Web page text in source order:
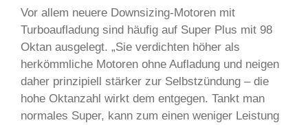
Vor allem neuere Downsizing-Motoren mit
Turboaufladung sind häufig auf Super Plus mit 98
Oktan ausgelegt. „Sie verdichten höher als
herkömmliche Motoren ohne Aufladung und neigen
daher prinzipiell stärker zur Selbstzündung – die
hohe Oktanzahl wirkt dem entgegen. Tankt man
normales Super, kann zum einen weniger Leistung